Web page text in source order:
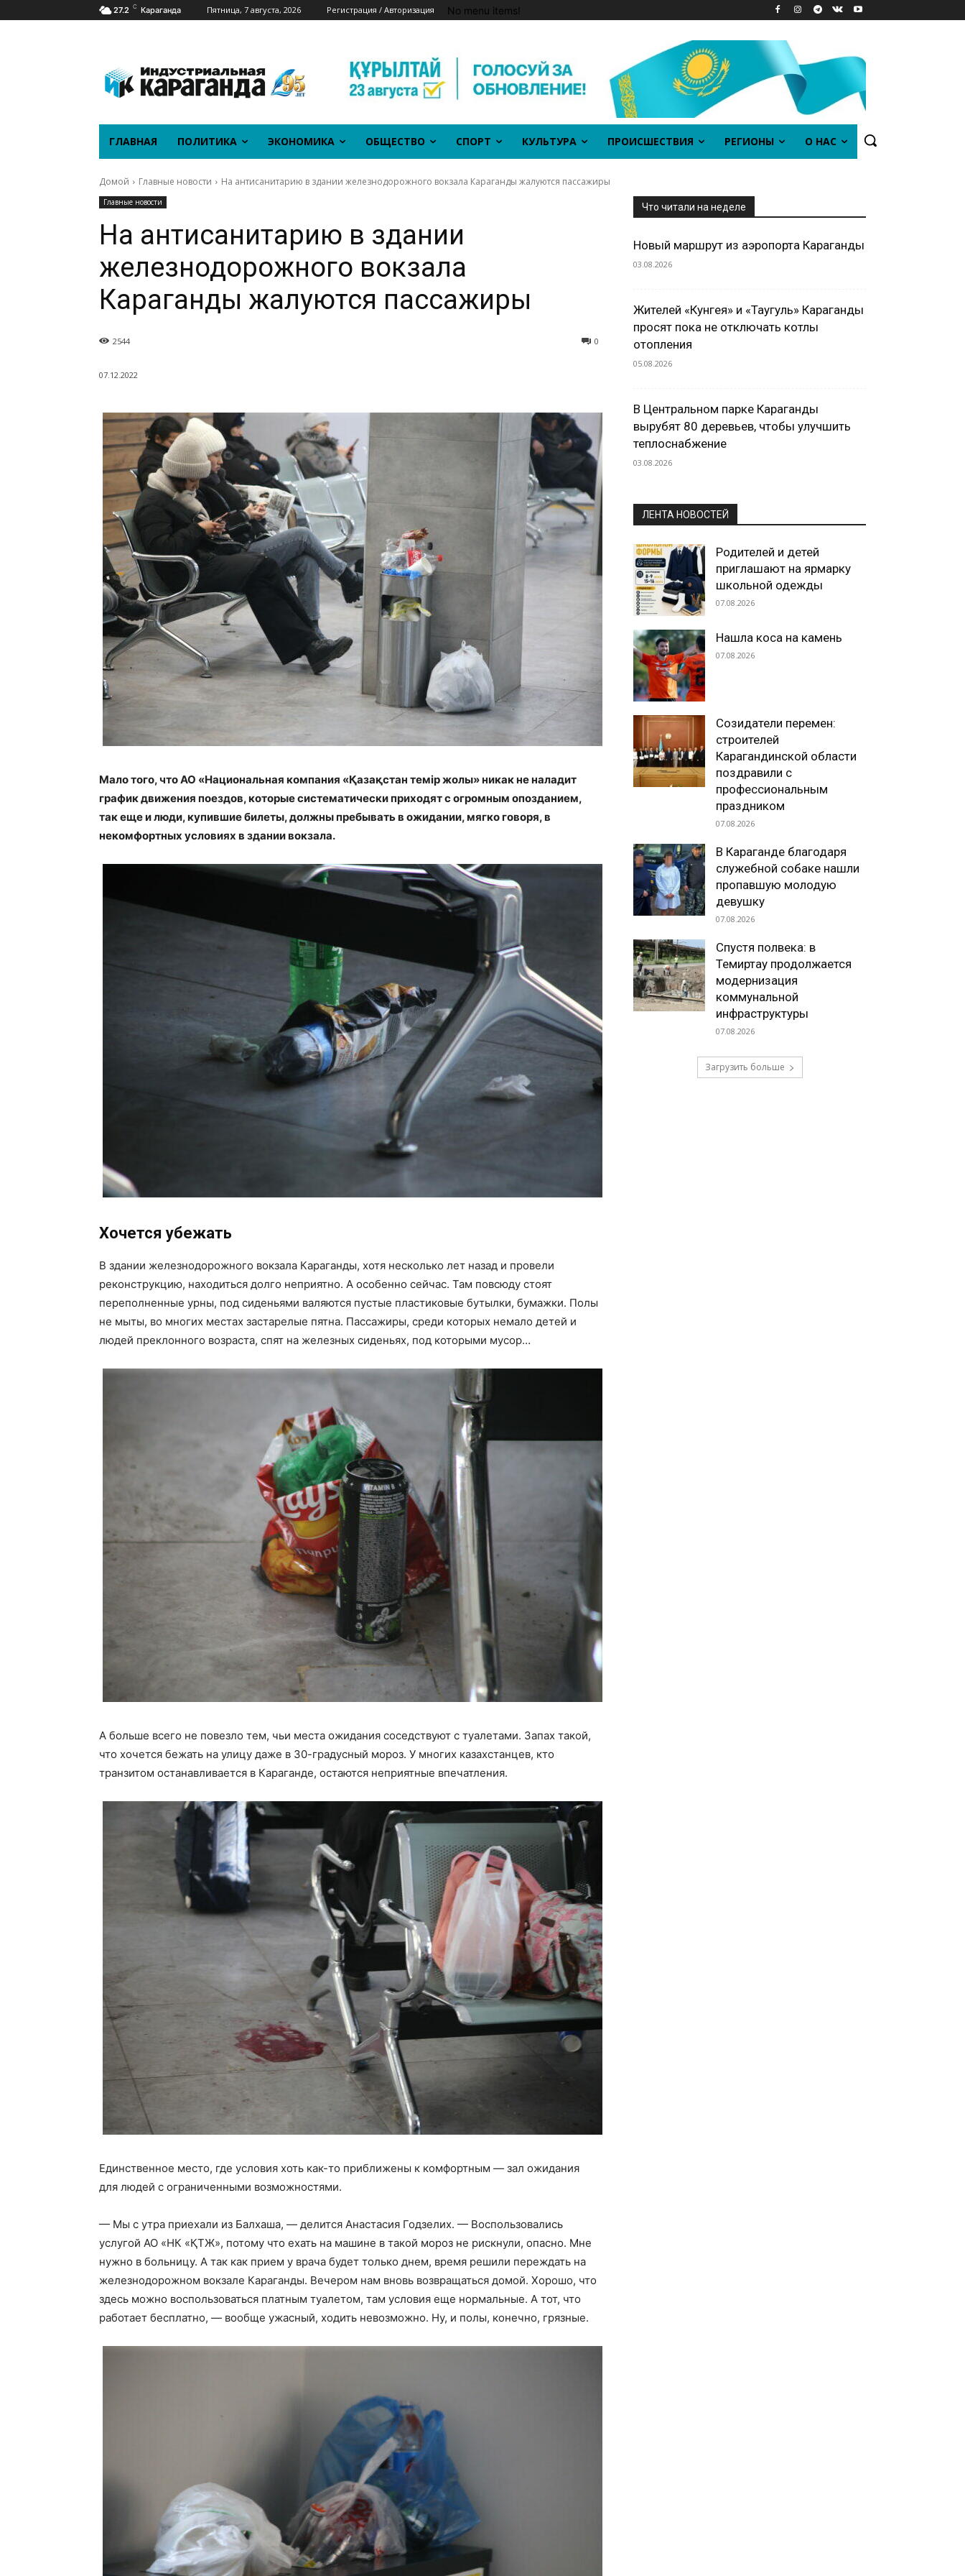
27.2 C Караганда Пятница, 7 августа, 2026 Регистрация / Авторизация No menu items!
ГЛАВНАЯ ПОЛИТИКА ЭКОНОМИКА ОБЩЕСТВО СПОРТ КУЛЬТУРА ПРОИСШЕСТВИЯ РЕГИОНЫ О НАС
Домой Главные новости На антисанитарию в здании железнодорожного вокзала Караганды жалуются пассажиры
Главные новости
На антисанитарию в здании
железнодорожного вокзала
Караганды жалуются пассажиры
0
2544
07.12.2022
Мало того, что АО «Национальная компания «Қазақстан темір жолы» никак не наладит
график движения поездов, которые систематически приходят с огромным опозданием,
так еще и люди, купившие билеты, должны пребывать в ожидании, мягко говоря, в
некомфортных условиях в здании вокзала.
Хочется убежать
В здании железнодорожного вокзала Караганды, хотя несколько лет назад и провели
реконструкцию, находиться долго неприятно. А особенно сейчас. Там повсюду стоят
переполненные урны, под сиденьями валяются пустые пластиковые бутылки, бумажки. Полы
не мыты, во многих местах застарелые пятна. Пассажиры, среди которых немало детей и
людей преклонного возраста, спят на железных сиденьях, под которыми мусор…
А больше всего не повезло тем, чьи места ожидания соседствуют с туалетами. Запах такой,
что хочется бежать на улицу даже в 30-градусный мороз. У многих казахстанцев, кто
транзитом останавливается в Караганде, остаются неприятные впечатления.
Единственное место, где условия хоть как-то приближены к комфортным — зал ожидания
для людей с ограниченными возможностями.
— Мы с утра приехали из Балхаша, — делится Анастасия Годзелих. — Воспользовались
услугой АО «НК «ҚТЖ», потому что ехать на машине в такой мороз не рискнули, опасно. Мне
нужно в больницу. А так как прием у врача будет только днем, время решили переждать на
железнодорожном вокзале Караганды. Вечером нам вновь возвращаться домой. Хорошо, что
здесь можно воспользоваться платным туалетом, там условия еще нормальные. А тот, что
работает бесплатно, — вообще ужасный, ходить невозможно. Ну, и полы, конечно, грязные.
Что читали на неделе
Новый маршрут из аэропорта Караганды
03.08.2026
Жителей «Кунгея» и «Таугуль» Караганды
просят пока не отключать котлы
отопления
05.08.2026
В Центральном парке Караганды
вырубят 80 деревьев, чтобы улучшить
теплоснабжение
03.08.2026
ЛЕНТА НОВОСТЕЙ
Родителей и детей
приглашают на ярмарку
школьной одежды
07.08.2026
Нашла коса на камень
07.08.2026
Созидатели перемен:
строителей
Карагандинской области
поздравили с
профессиональным
праздником
07.08.2026
В Караганде благодаря
служебной собаке нашли
пропавшую молодую
девушку
07.08.2026
Спустя полвека: в
Темиртау продолжается
модернизация
коммунальной
инфраструктуры
07.08.2026
Загрузить больше